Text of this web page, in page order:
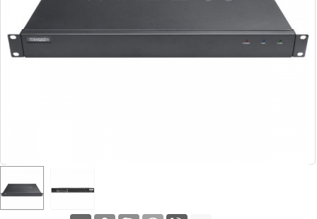
Доставка
Услуги
Возврат
обмен